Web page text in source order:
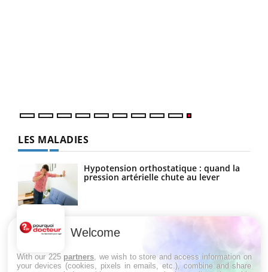
LES MALADIES
Hypotension orthostatique : quand la
pression artérielle chute au lever
Drépanocytose : une déformation des
globules rouges aux conséquences
graves
Welcome
With our 225 partners , we wish to store and access information on
your devices (cookies, pixels in emails, etc.), combine and share